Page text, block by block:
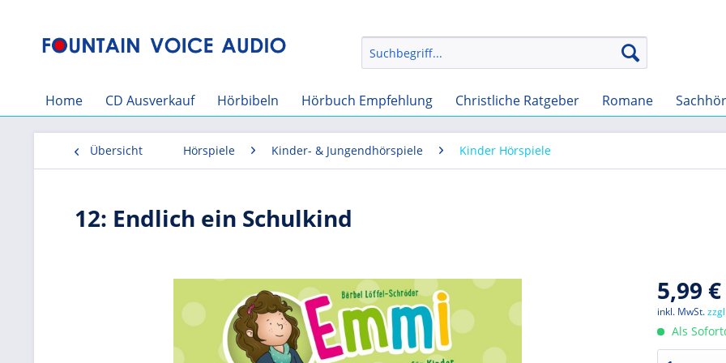
Home CD Ausverkauf Hörbibeln Hörbuch Empfehlung Christliche Ratgeber Romane
Übersicht Hörspiele Kinder- & Jungendhörspiele Kinder Hörspiele
12: Endlich ein Schulkind
5,99
inkl. MwSt.
Als